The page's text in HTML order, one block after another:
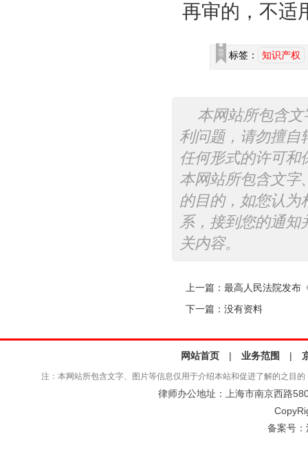
再审的，不适
标签： 知识产权
本网站所包含
利问题，请勿擅自
任何形式的许可和
本网站所包含文字
的目的，如您认为
系，接到您的通知
关内容。
上一篇： 最高人民法院发布
下一篇：没有资料
网站首页 | 业务范围 |
注：本网站所包含文字、图片等信息仅用于介绍本站和促进了解的之目
律师办公地址：上海市南京西路
备案号：